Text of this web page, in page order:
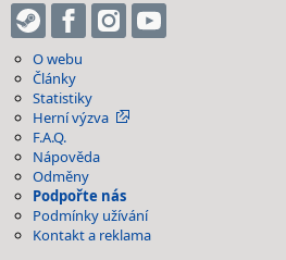
O webu
Články
Statistiky
Herní výzva
F.A.Q.
Nápověda
Odměny
Podpořte nás
Podmínky užívání
Kontakt a reklama